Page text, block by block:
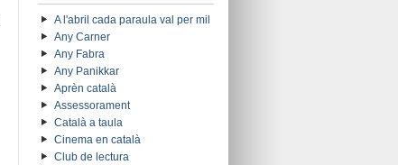
A l'abril cada paraula val per mil
Any Carner
Any Fabra
Any Panikkar
Aprèn català
Assessorament
Català a taula
Cinema en català
Club de lectura